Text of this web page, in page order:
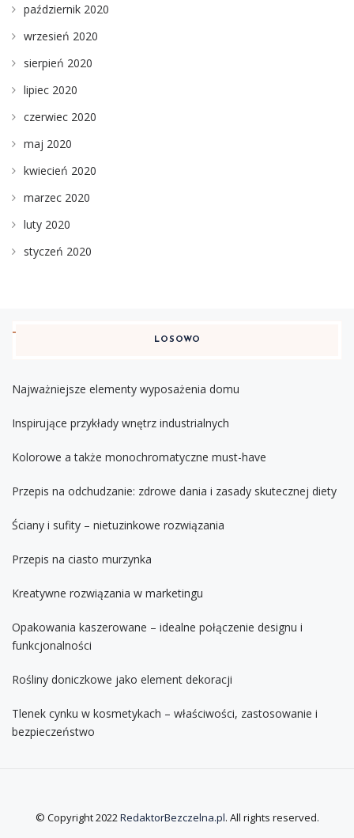
październik 2020
wrzesień 2020
sierpień 2020
lipiec 2020
czerwiec 2020
maj 2020
kwiecień 2020
marzec 2020
luty 2020
styczeń 2020
LOSOWO
Najważniejsze elementy wyposażenia domu
Inspirujące przykłady wnętrz industrialnych
Kolorowe a także monochromatyczne must-have
Przepis na odchudzanie: zdrowe dania i zasady skutecznej diety
Ściany i sufity – nietuzinkowe rozwiązania
Przepis na ciasto murzynka
Kreatywne rozwiązania w marketingu
Opakowania kaszerowane – idealne połączenie designu i
funkcjonalności
Rośliny doniczkowe jako element dekoracji
Tlenek cynku w kosmetykach – właściwości, zastosowanie i
bezpieczeństwo
© Copyright 2022RedaktorBezczelna.pl. All rights reserved.